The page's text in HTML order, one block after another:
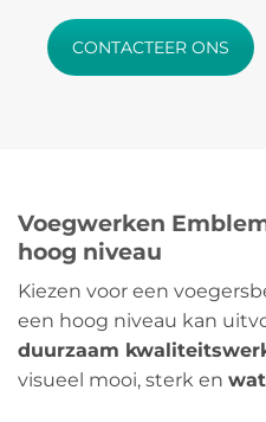
CONTACTEER ONS
Voegwerken
hoog niveau
Kiezen voor een
een hoog niveau kan
duurzaam
visueel mooi, sterk en